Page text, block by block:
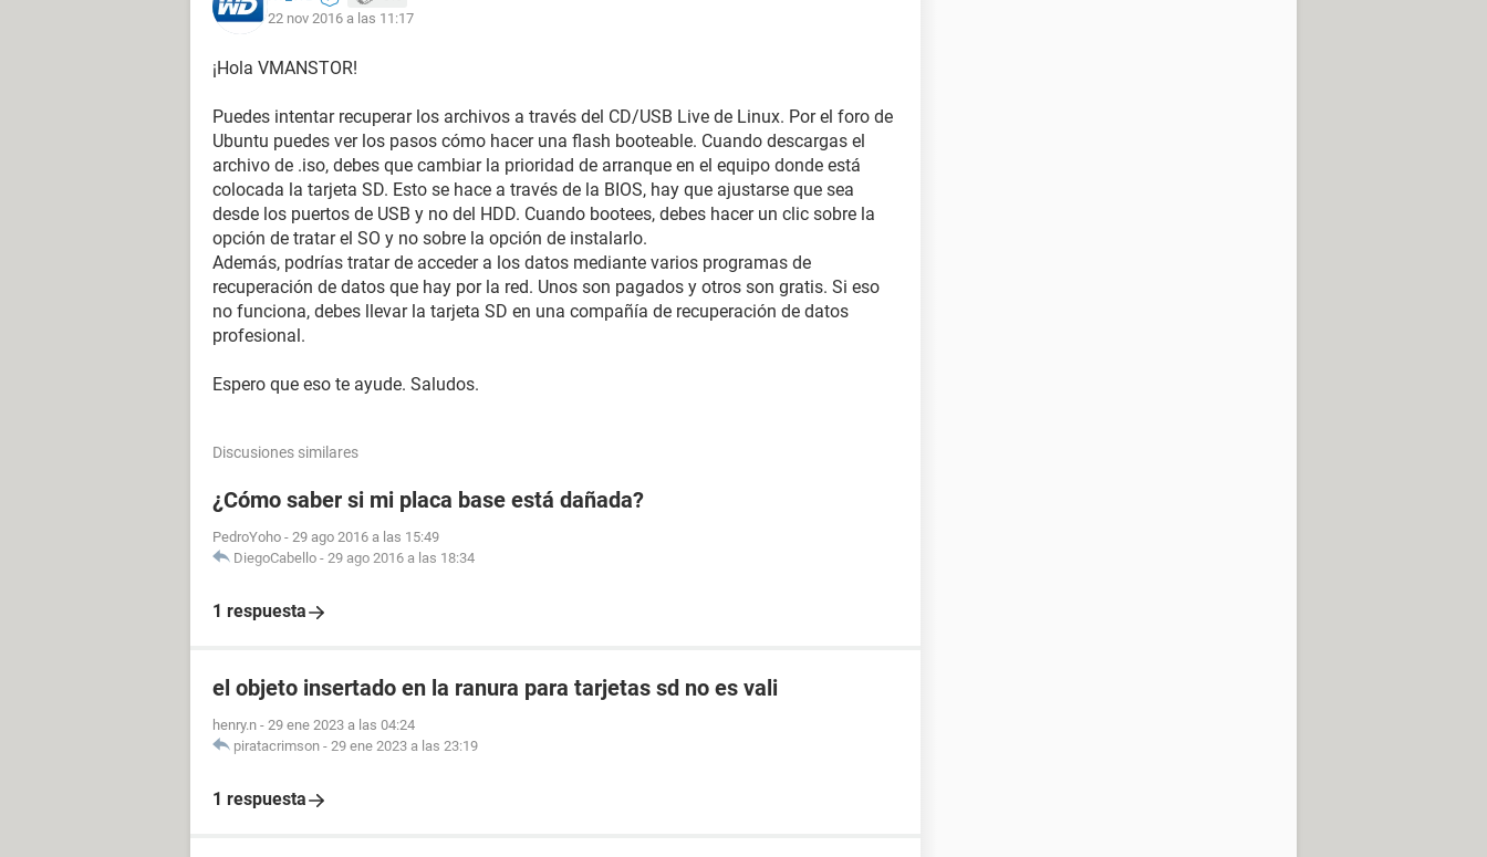
22 nov 2016 a las 11:17
¡Hola VMANSTOR!
Puedes intentar recuperar los archivos a través del CD/USB Live de Linux. Por el foro de
Ubuntu puedes ver los pasos cómo hacer una flash booteable. Cuando descargas el
archivo de .iso, debes que cambiar la prioridad de arranque en el equipo donde está
colocada la tarjeta SD. Esto se hace a través de la BIOS, hay que ajustarse que sea
desde los puertos de USB y no del HDD. Cuando bootees, debes hacer un clic sobre la
opción de tratar el SO y no sobre la opción de instalarlo.
Además, podrías tratar de acceder a los datos mediante varios programas de
recuperación de datos que hay por la red. Unos son pagados y otros son gratis. Si eso
no funciona, debes llevar la tarjeta SD en una compañía de recuperación de datos
profesional.
Espero que eso te ayude. Saludos.
Discusiones similares
¿Cómo saber si mi placa base está dañada?
PedroYoho - 29 ago 2016 a las 15:49
DiegoCabello - 29 ago 2016 a las 18:34
1 respuesta
el objeto insertado en la ranura para tarjetas sd no es vali
henry.n - 29 ene 2023 a las 04:24
piratacrimson - 29 ene 2023 a las 23:19
1 respuesta